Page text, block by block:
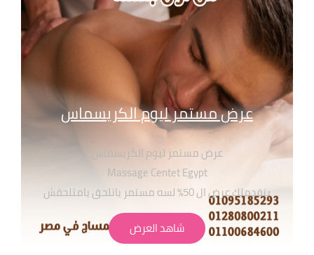
عرض مستمر ليوم الكريسماس
عرض مستمر ليوم الكريسماس
Massage Centet Egypt
بتقدملك عرض ال 50٪ لسه مستمر ياتلحق يامتلحقش
متاح جميع انواع سكراب العود الملكي و لافندر و الورد
الطبيعي وغيرهم من منتجات ذا بودي شوب
شاهد العرض